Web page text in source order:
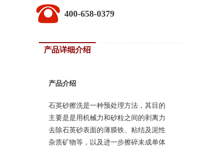
400-658-0379
产品详细介绍
产品介绍
石英砂擦洗是一种预处理方法，其目的
主要是是用机械力和砂粒之间的剥离力
去除石英砂表面的薄膜铁、粘结及泥性
杂质矿物等，以及进一步擦碎未成单体